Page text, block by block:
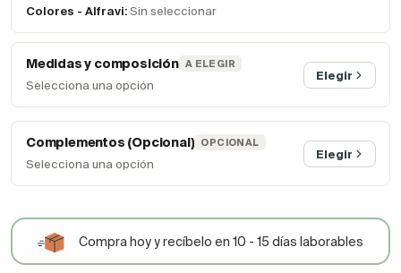
Colores - Alfravi: Sin seleccionar
Medidas y composición A ELEGIR
Selecciona una opción
Elegir
Complementos (Opcional) OPCIONAL
Selecciona una opción
Elegir
Compra hoy y recíbelo en 10 - 15 días laborables